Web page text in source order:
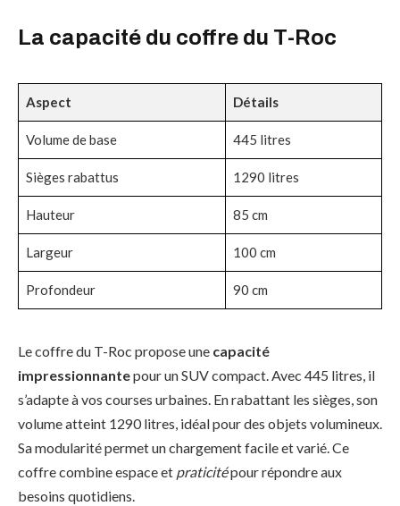
La capacité du coffre du T-Roc
Aspect Détails
Volume de base 445 litres
Sièges rabattus 1290 litres
Hauteur 85 cm
Largeur 100 cm
Profondeur 90 cm
Le coffre du T-Roc propose une capacité
impressionnantepour un SUV compact. Avec 445 litres, il
s’adapte à vos courses urbaines. En rabattant les sièges, son
volume atteint 1290 litres, idéal pour des objets volumineux.
Sa modularité permet un chargement facile et varié. Ce
coffre combine espace et praticitépour répondre aux
besoins quotidiens.